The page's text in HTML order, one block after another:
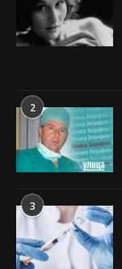
2
3